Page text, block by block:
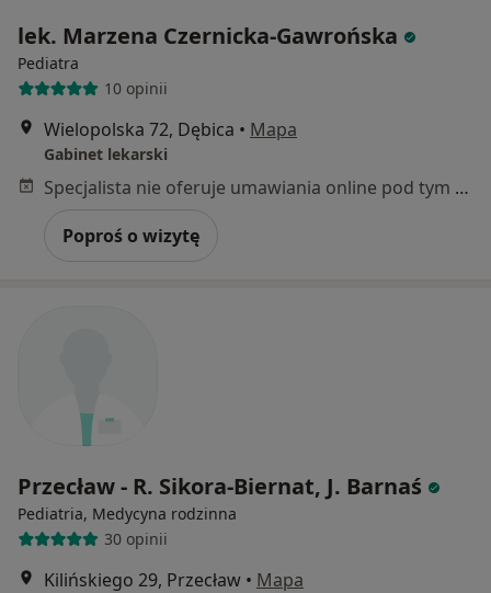
lek. Marzena Czernicka-Gawrońska
Pediatra
10 opinii
Wielopolska 72, Dębica • Mapa
Gabinet lekarski
Specjalista nie oferuje umawiania online pod tym adresem.
Poproś o wizytę
Przecław - R. Sikora-Biernat, J. Barnaś
Pediatria, Medycyna rodzinna
30 opinii
Kilińskiego 29, Przecław • Mapa